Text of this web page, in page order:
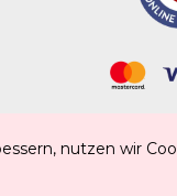
Spezialitäten |
nutzen wir